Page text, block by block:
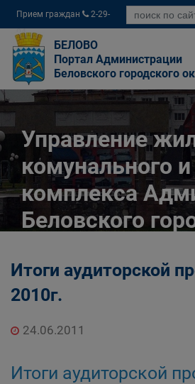
Прием граждан
2-29-
04
БЕЛОВО
Портал Администрации
Беловского городского
Управление
комунального
комплекса
Беловского
Органы власти
Муниципальные
дорожного комплекса
Итоги аудиторской
2010г.
24.06.2011
Итоги аудиторской